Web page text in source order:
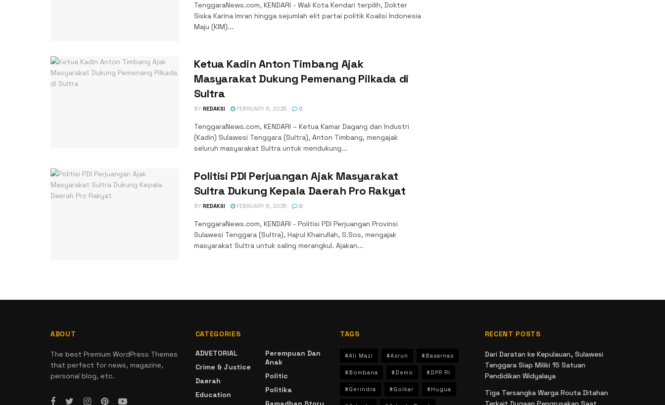
TenggaraNews.com, KENDARI - Wali Kota Kendari terpilih, Dokter
Siska Karina Imran hingga sejumlah elit partai politik Koalisi Indonesia
Maju (KIM)...
Ketua Kadin Anton Timbang Ajak
Masyarakat Dukung Pemenang Pilkada di
Sultra
BY REDAKSI FEBRUARY 6, 2025 0
TenggaraNews.com, KENDARI – Ketua Kamar Dagang dan Industri
(Kadin) Sulawesi Tenggara (Sultra), Anton Timbang, mengajak
seluruh masyarakat Sultra untuk mendukung...
Politisi PDI Perjuangan Ajak Masyarakat
Sultra Dukung Kepala Daerah Pro Rakyat
BY REDAKSI FEBRUARY 6, 2025 0
TenggaraNews.com, KENDARI - Politisi PDI Perjuangan Provinsi
Sulawesi Tenggara (Sultra), Hajrul Khairullah, S.Sos, mengajak
masyarakat Sultra untuk saling merangkul. Ajakan...
ABOUT
The best Premium WordPress Themes
that perfect for news, magazine,
personal blog, etc.
CATEGORIES
ADVETORIAL
Crime & Justice
Daerah
Education
Perempuan Dan
Anak
Politic
Politika
TAGS
#Ali Mazi #Asrun #Basarnas
#Bombana #Demo #DPR RI
#Gerindra #Golkar #Hugua
RECENT POSTS
Dari Daratan ke Kepulauan, Sulawesi
Tenggara Siap Miliki 15 Satuan
Pendidikan Widyalaya
Tiga Tersangka Warga Routa Ditahan